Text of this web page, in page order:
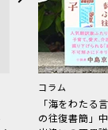
コラム
「海をわた
の往復書簡」